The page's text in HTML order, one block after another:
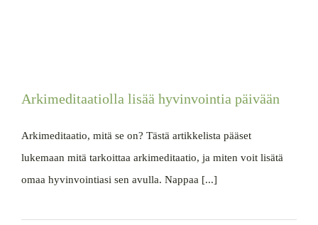
Arkimeditaatiolla lisää hyvinvointia päivään
Arkimeditaatio, mitä se on? Tästä artikkelista pääset
lukemaan mitä tarkoittaa arkimeditaatio, ja miten voit lisätä
omaa hyvinvointiasi sen avulla. Nappaa [...]